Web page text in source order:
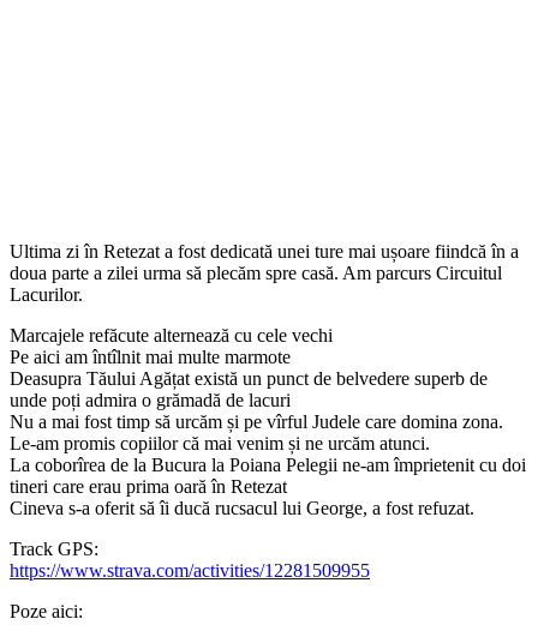
Ultima zi în Retezat a fost dedicată unei ture mai ușoare fiindcă în a
doua parte a zilei urma să plecăm spre casă. Am parcurs Circuitul
Lacurilor.
Marcajele refăcute alternează cu cele vechi
Pe aici am întîlnit mai multe marmote
Deasupra Tăului Agățat există un punct de belvedere superb de
unde poți admira o grămadă de lacuri
Nu a mai fost timp să urcăm și pe vîrful Judele care domina zona.
Le-am promis copiilor că mai venim și ne urcăm atunci.
La coborîrea de la Bucura la Poiana Pelegii ne-am împrietenit cu doi
tineri care erau prima oară în Retezat
Cineva s-a oferit să îi ducă rucsacul lui George, a fost refuzat.
Track GPS:
https://www.strava.com/activities/12281509955
Poze aici: